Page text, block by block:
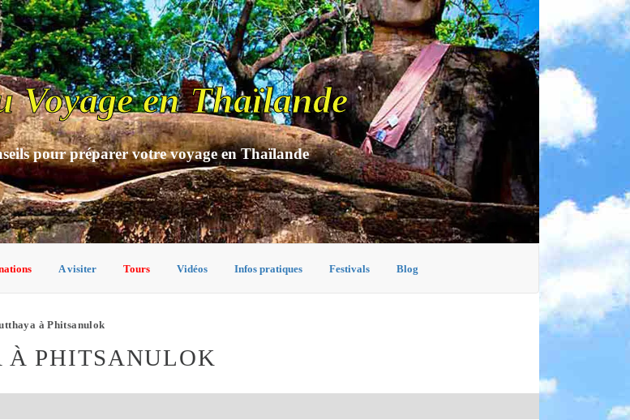
Voyage en Thaïlande
pour préparer votre voyage en Thaïlande
A visiter Tours Vidéos Infos pratiques Festivals Blog
à Phitsanulok
À PHITSANULOK